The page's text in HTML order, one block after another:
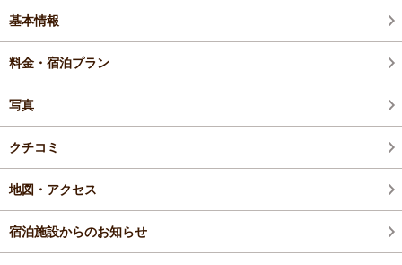
基本情報
料金・宿泊プラン
写真
クチコミ
地図・アクセス
宿泊施設からのお知らせ